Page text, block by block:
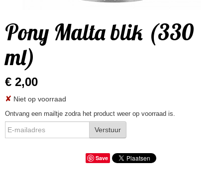
Pony Malta blik (330
ml)
€ 2,00
✘ Niet op voorraad
Ontvang een mailtje zodra het product weer op voorraad is.
Verstuur
Save